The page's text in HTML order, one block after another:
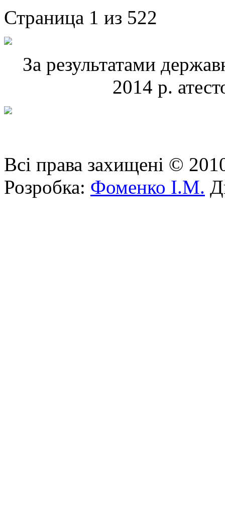
Страница 1 из 522
За результатами
2014 р.
Всі права захищені ©
Розробка: Фоменко І.М.